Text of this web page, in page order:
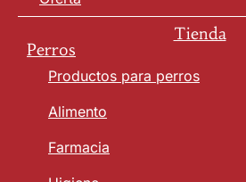
Tienda
Perros
Productos para perros
Alimento
Farmacia